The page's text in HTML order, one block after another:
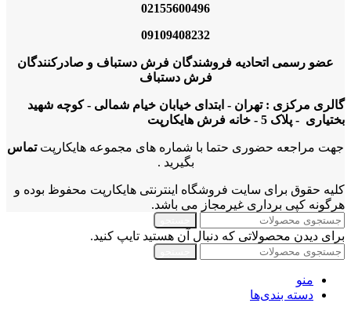
02155600496
09109408232
عضو رسمی اتحادیه فروشندگان فرش دستباف و صادرکنندگان
فرش دستباف
گالری مرکزی : تهران - ابتدای خیابان خیام شمالی - کوچه شهید
بختیاری - پلاک 5 - خانه فرش هایکارپت
جهت مراجعه حضوری حتما با شماره های مجموعه هایکارپتتماس
بگیرید .
کلیه حقوق برای سایت فروشگاه اینترنتی هایکارپت محفوظ بوده و
هرگونه کپی برداری غیرمجاز می باشد.
برای دیدن محصولاتی که دنبال آن هستید تایپ کنید.
منو
دسته بندی‌ها